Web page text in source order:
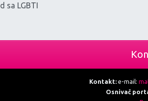
sa LGBTI
Kontakt:e-mail:
Osnivač